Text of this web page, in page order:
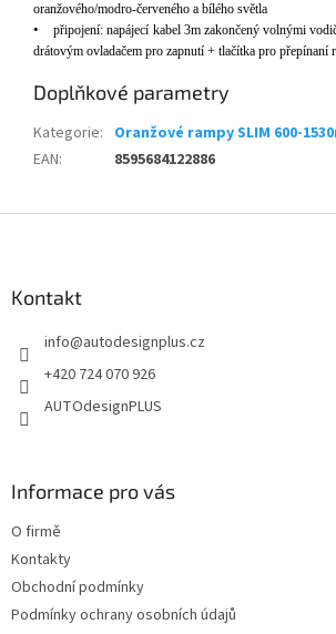
oranžového/modro-červeného a bílého světla
• připojení: napájecí kabel 3m zakončený volnými vodi
drátovým ovladačem pro zapnutí + tlačítka pro přepínaní
Doplňkové parametry
Kategorie: Oranžové rampy SLIM 600-
EAN: 8595684122886
Kontakt
info@autodesignplus.cz
+420 724 070 926
AUTOdesignPLUS
Informace pro vás
O firmě
Kontakty
Obchodní podmínky
Podmínky ochrany osobních údajů